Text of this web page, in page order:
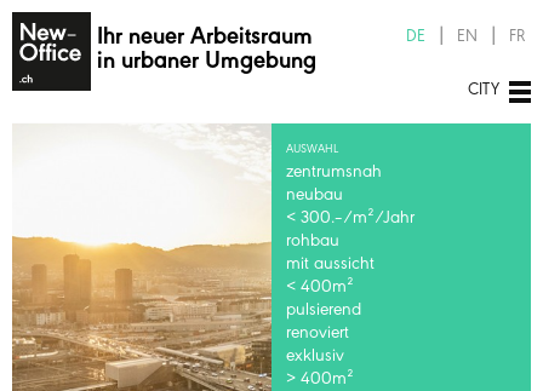
Ihr neuer Arbeitsraum
in urbaner Umgebung
DE EN FR
CITY
AUSWAHL
zentrumsnah
neubau
< 300.–/m²/Jahr
rohbau
mit aussicht
< 400m²
pulsierend
renoviert
exklusiv
> 400m²